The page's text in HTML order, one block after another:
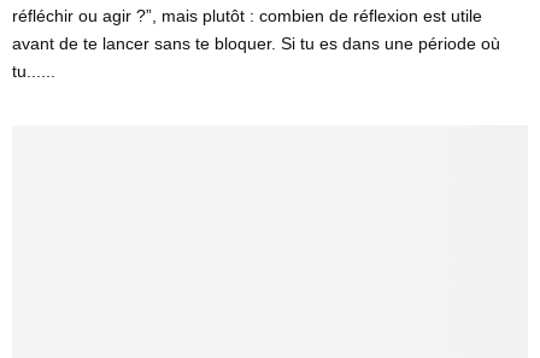
réfléchir ou agir ?”, mais plutôt : combien de réflexion est utile
avant de te lancer sans te bloquer. Si tu es dans une période où
tu......